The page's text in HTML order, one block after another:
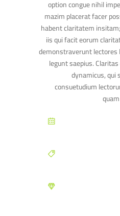
option congue nihil
mazim placerat facer
habent claritatem
iis qui facit eorum
demonstraverunt lectores
legunt saepius.
dynamicus,
consuetudium